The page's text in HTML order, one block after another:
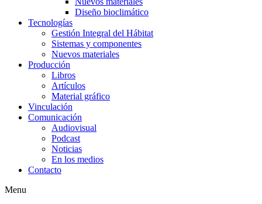
Diseño bioclimático
Tecnologías
Gestión Integral del Hábitat
Sistemas y componentes
Nuevos materiales
Producción
Libros
Artículos
Material gráfico
Vinculación
Comunicación
Audiovisual
Podcast
Noticias
En los medios
Contacto
Menu